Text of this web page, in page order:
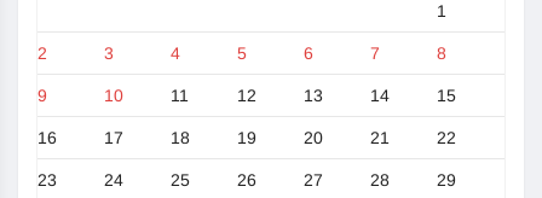
1
2 3 4 5 6 7 8
9 10 11 12 13 14 15
16 17 18 19 20 21 22
23 24 25 26 27 28 29